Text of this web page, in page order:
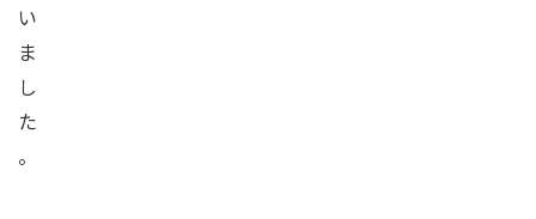
い
ま
し
た
。